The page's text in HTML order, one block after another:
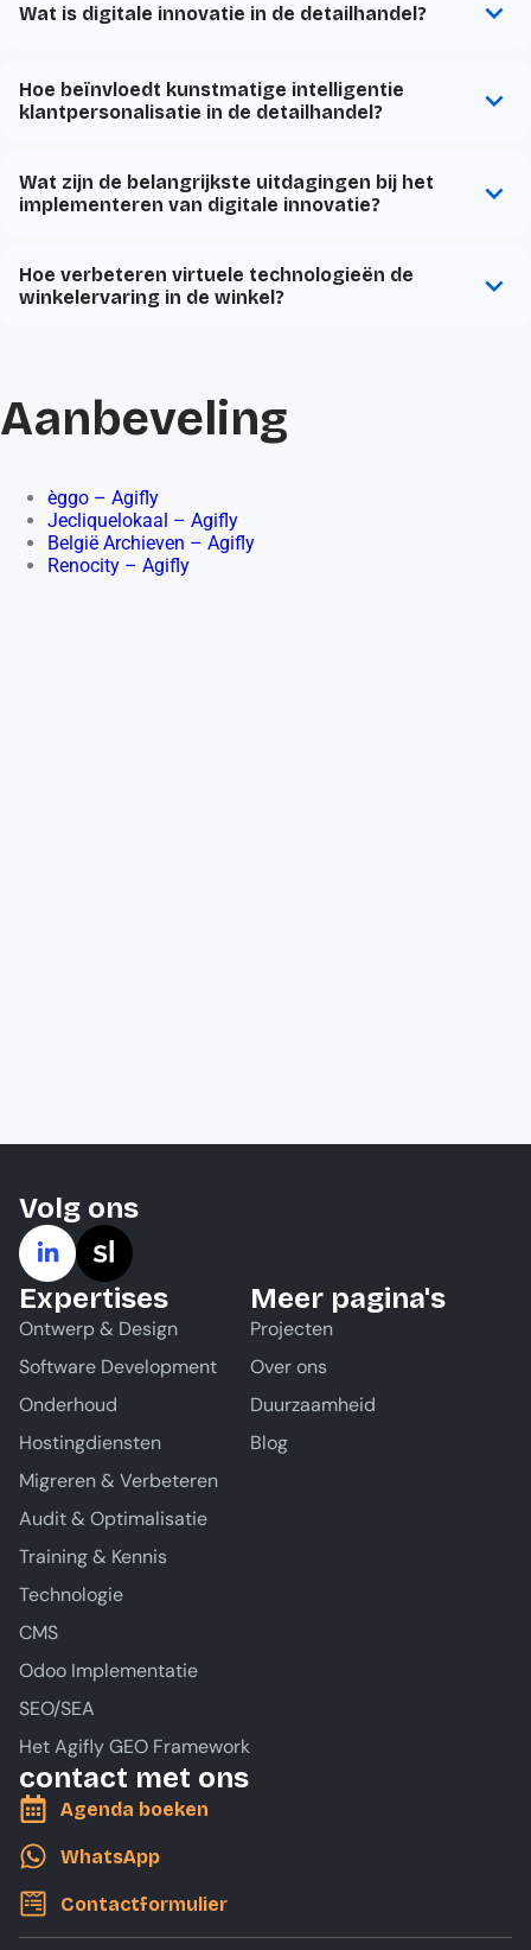
Wat is digitale innovatie in de detailhandel?
Hoe beïnvloedt kunstmatige intelligentie
klantpersonalisatie in de detailhandel?
Wat zijn de belangrijkste uitdagingen bij het
implementeren van digitale innovatie?
Hoe verbeteren virtuele technologieën de
winkelervaring in de winkel?
Aanbeveling
èggo – Agifly
Jecliquelokaal – Agifly
België Archieven – Agifly
Renocity – Agifly
Volg ons
Expertises
Ontwerp & Design
Software Development
Onderhoud
Hostingdiensten
Migreren & Verbeteren
Audit & Optimalisatie
Training & Kennis
Technologie
CMS
Odoo Implementatie
SEO/SEA
Het Agifly GEO Framework
Meer pagina's
Projecten
Over ons
Duurzaamheid
Blog
contact met ons
Agenda boeken
WhatsApp
Contactformulier